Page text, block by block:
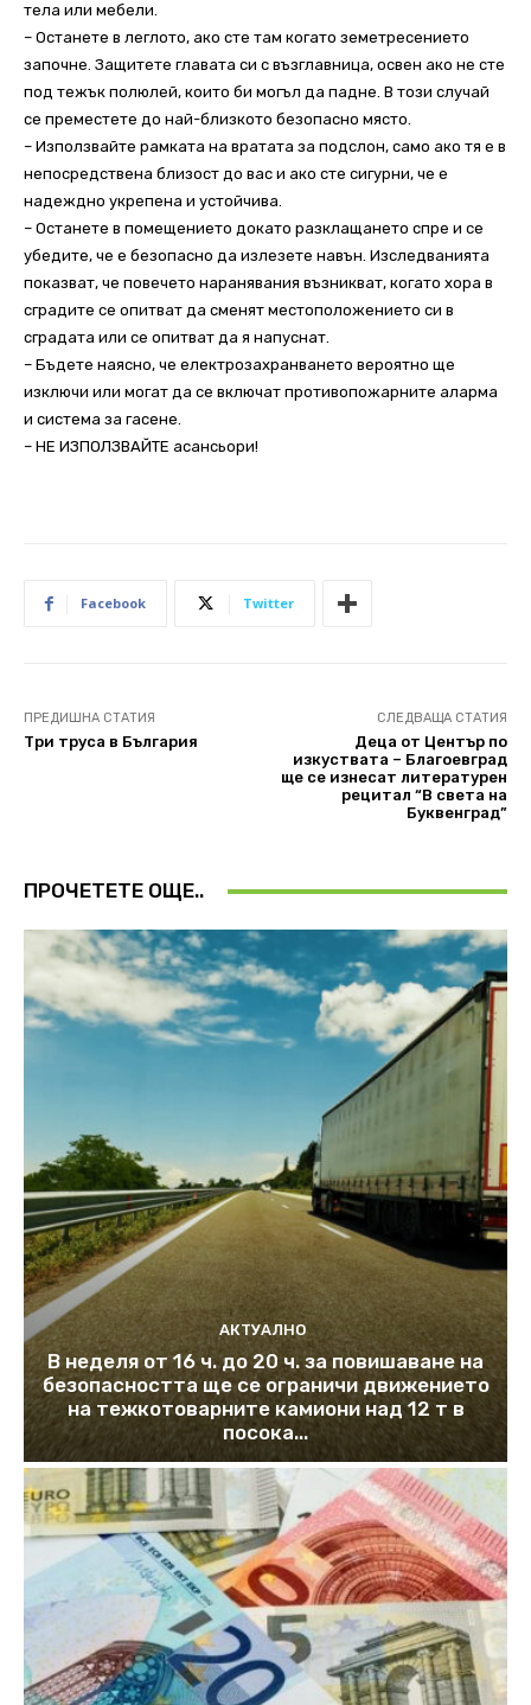
тела или мебели.
– Останете в леглото, ако сте там когато земетресението
започне. Защитете главата си с възглавница, освен ако не сте
под тежък полюлей, които би могъл да падне. В този случай
се преместете до най-близкото безопасно място.
– Използвайте рамката на вратата за подслон, само ако тя е в
непосредствена близост до вас и ако сте сигурни, че е
надеждно укрепена и устойчива.
– Останете в помещението докато разклащането спре и се
убедите, че е безопасно да излезете навън. Изследванията
показват, че повечето наранявания възникват, когато хора в
сградите се опитват да сменят местоположението си в
сградата или се опитват да я напуснат.
– Бъдете наясно, че електрозахранването вероятно ще
изключи или могат да се включат противопожарните аларма
и система за гасене.
– НЕ ИЗПОЛЗВАЙТЕ асансьори!
Facebook Twitter
ПРЕДИШНА СТАТИЯ
Три труса в България
СЛЕДВАЩА СТАТИЯ
Деца от Център по
изкуствата – Благоевград
ще се изнесат литературен
рецитал “В света на
Буквенград”
ПРОЧЕТЕТЕ ОЩЕ..
АКТУАЛНО
В неделя от 16 ч. до 20 ч. за повишаване на
безопасността ще се ограничи движението
на тежкотоварните камиони над 12 т в
посока...